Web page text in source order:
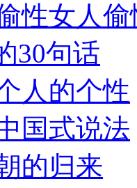
性女人偷
30句话
人的个性
国式说法
的归来